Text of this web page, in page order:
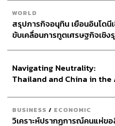
WORLD
สรุปภารกิจอนุทิน เยือนอินโดนี
ขับเคลื่อนการทูตเศรษฐกิจเชิง
Navigating Neutrality:
Thailand and China in the
BUSINESS / ECONOMIC
วิเคราะห์ปรากฏการณ์คนแห่ข